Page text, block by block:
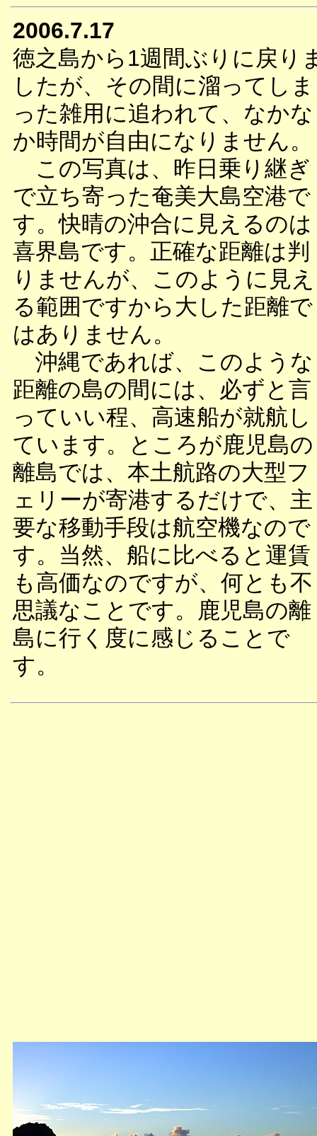
2006.7.17
徳之島から1週間ぶりに戻り
したが、その間に溜ってしま
った雑用に追われて、なかな
か時間が自由になりません。
この写真は、昨日乗り継ぎ
で立ち寄った奄美大島空港で
す。快晴の沖合に見えるのは
喜界島です。正確な距離は判
りませんが、このように見え
る範囲ですから大した距離で
はありません。
沖縄であれば、このような
距離の島の間には、必ずと言
っていい程、高速船が就航し
ています。ところが鹿児島の
離島では、本土航路の大型フ
ェリーが寄港するだけで、主
要な移動手段は航空機なので
す。当然、船に比べると運賃
も高価なのですが、何とも不
思議なことです。鹿児島の離
島に行く度に感じることで
す。